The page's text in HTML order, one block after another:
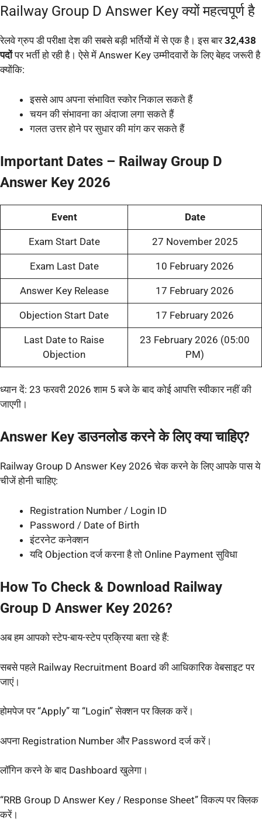
Railway Group D Answer Key क्यों महत्वपूर्ण है
रेलवे ग्रुप डी परीक्षा देश की सबसे बड़ी भर्तियों में से एक है। इस बार32,438
पदोंपर भर्ती हो रही है। ऐसे में Answer Key उम्मीदवारों के लिए बेहद जरूरी है
क्योंकि:
इससे आप अपना संभावित स्कोर निकाल सकते हैं
चयन की संभावना का अंदाजा लगा सकते हैं
गलत उत्तर होने पर सुधार की मांग कर सकते हैं
Important Dates – Railway Group D
Answer Key 2026
Event Date
Exam Start Date 27 November 2025
Exam Last Date 10 February 2026
Answer Key Release 17 February 2026
Objection Start Date 17 February 2026
Last Date to Raise
Objection
23 February 2026 (05:00
PM)
ध्यान दें: 23 फरवरी 2026 शाम 5 बजे के बाद कोई आपत्ति स्वीकार नहीं की
जाएगी।
Answer Key डाउनलोड करने के लिए क्या चाहिए?
Railway Group D Answer Key 2026 चेक करने के लिए आपके पास ये
चीजें होनी चाहिए:
Registration Number / Login ID
Password / Date of Birth
इंटरनेट कनेक्शन
यदि Objection दर्ज करना है तो Online Payment सुविधा
How To Check & Download Railway
Group D Answer Key 2026?
अब हम आपको स्टेप-बाय-स्टेप प्रक्रिया बता रहे हैं:
सबसे पहले Railway Recruitment Board की आधिकारिक वेबसाइट पर
जाएं।
होमपेज पर “Apply” या “Login” सेक्शन पर क्लिक करें।
अपना Registration Number और Password दर्ज करें।
लॉगिन करने के बाद Dashboard खुलेगा।
“RRB Group D Answer Key / Response Sheet” विकल्प पर क्लिक
करें।